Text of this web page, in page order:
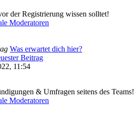
der Registrierung wissen solltet!
Moderatoren
Was erwartet dich hier?
Beitrag
11:54
& Umfragen seitens des Teams!
Moderatoren